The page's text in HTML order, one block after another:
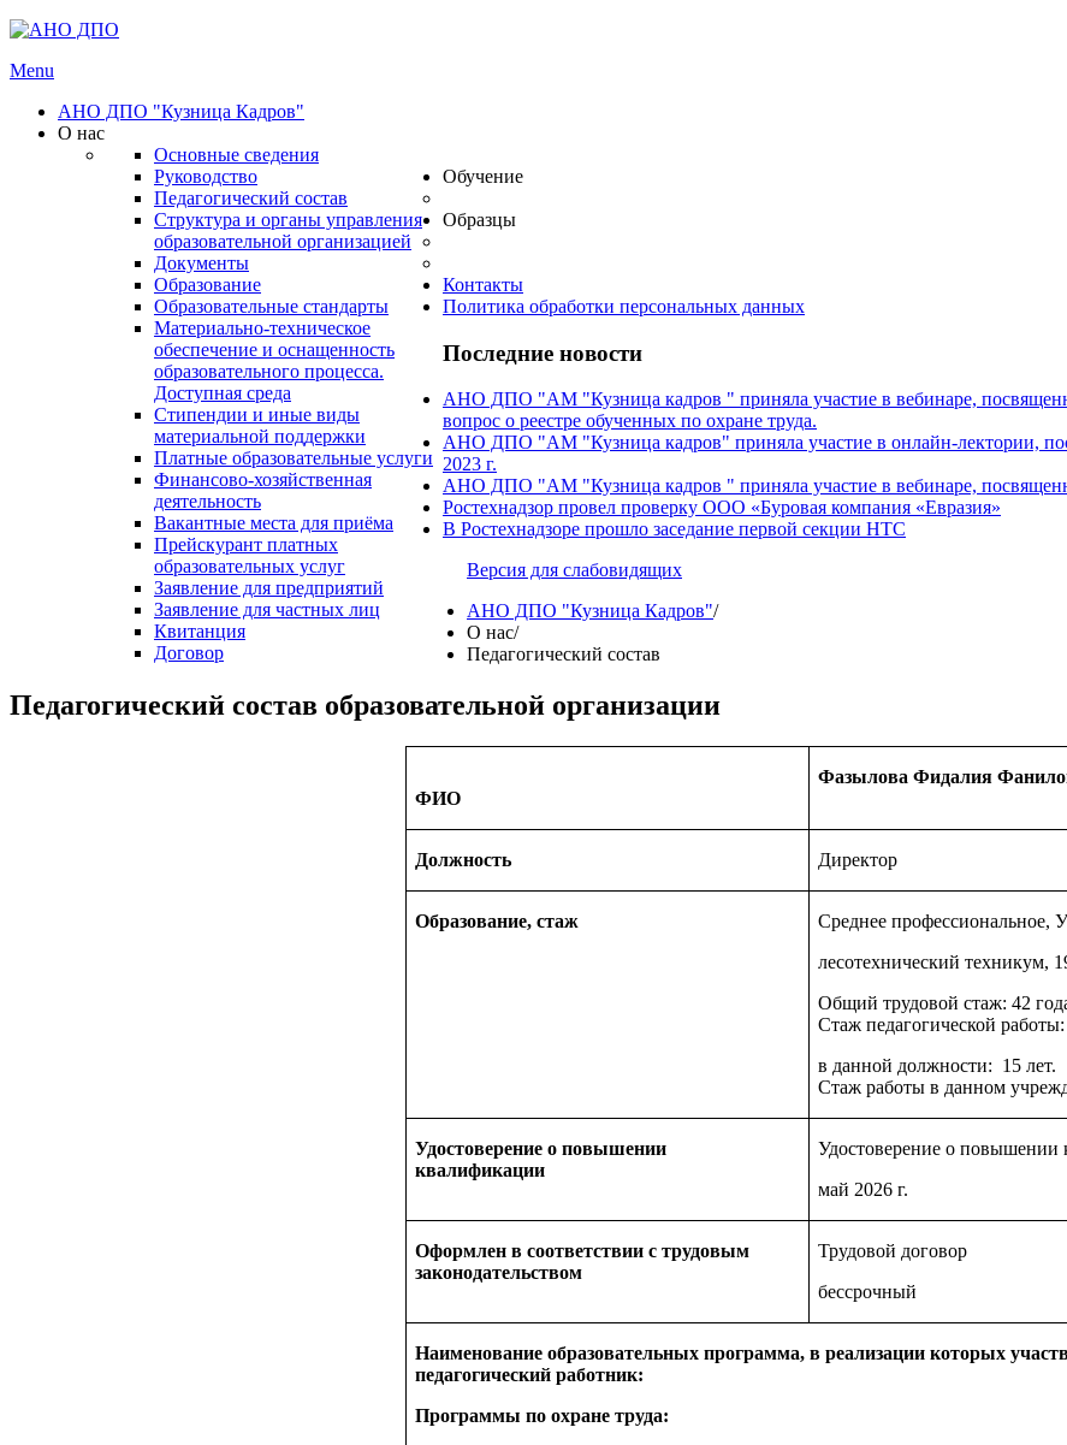
Menu
АНО ДПО "Кузница Кадров"
О нас
Основные сведения
Руководство
Педагогический состав
Структура и органы управления
образовательной организацией
Документы
Образование
Образовательные стандарты
Материально-техническое
обеспечение и оснащенность
образовательного процесса.
Доступная среда
Стипендии и иные виды
материальной поддержки
Платные образовательные услуги
Финансово-хозяйственная
деятельность
Вакантные места для приёма
Обучение
Прейскурант платных
образовательных услуг
Образцы
Заявление для предприятий
Заявление для частных лиц
Квитанция
Договор
Контакты
Политика обработки персональных данных
Последние новости
АНО ДПО "АМ "Кузница кадров " приняла участие в вебинаре,
вопрос о реестре обученных по охране труда.
АНО ДПО "АМ "Кузница кадров" приняла участие в онлайн-лектории,
2023 г.
АНО ДПО "АМ "Кузница кадров " приняла участие в вебинаре,
Ростехнадзор провел проверку ООО «Буровая компания «Евразия»
В Ростехнадзоре прошло заседание первой секции НТС
Версия для слабовидящих
АНО ДПО "Кузница Кадров"/
О нас/
Педагогический состав
Педагогический состав образовательной организации
ФИО
Фазылова Фидалия
Должность Директор
Образование, стаж
Среднее профессиональное,
лесотехнический техникум,
Общий трудовой стаж: 42
Стаж педагогической
в данной должности: 15 лет.
Стаж работы в данном
Удостоверение о повышении
квалификации
Удостоверение о повышении
май 2026 г.
Оформлен в соответствии с трудовым
законодательством
Трудовой договор
бессрочный
Наименование образовательных программа, в реализации которых
педагогический работник:
Программы по охране труда: